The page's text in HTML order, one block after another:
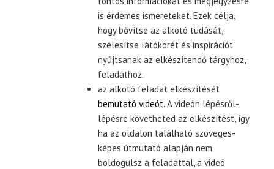
is érdemes ismereteket. Ezek célja,
hogy bővítse az alkotó tudását,
szélesítse látókörét és inspirációt
nyújtsanak az elkészítendő tárgyhoz,
feladathoz.
az alkotó feladat elkészítését
bemutató videót.A videón lépésről-
lépésre követheted az elkészítést, így
ha az oldalon található szöveges-
képes útmutató alapján nem
boldogulsz a feladattal, a videó